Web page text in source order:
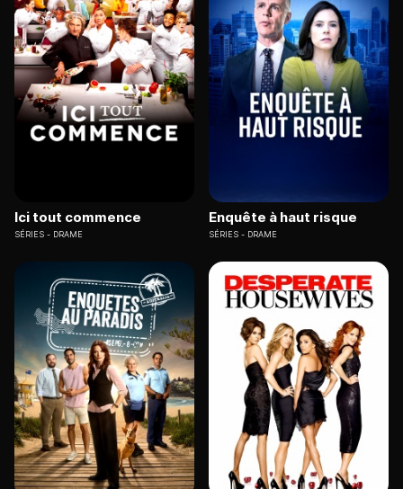
Ici tout commence
SÉRIES DRAME
Enquête à haut risque
SÉRIES DRAME